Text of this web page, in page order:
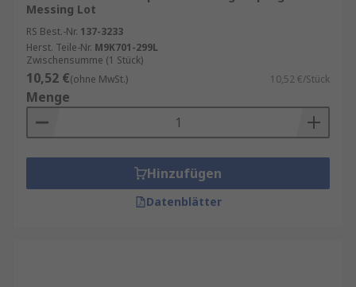
Messing Lot
RS Best.-Nr. 137-3233
Herst. Teile-Nr. M9K701-299L
Zwischensumme (1 Stück)
10,52 €(ohne MwSt.) 10,52 €/Stück
Menge
Hinzufügen
Datenblätter